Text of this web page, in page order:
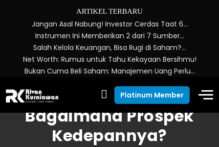
ARTIKEL TERBARU
Jangan Asal Nabung! Investor Cerdas Taat 6…
Instrumen Ini Memberikan 2 dari 7 Sumber…
Salah Kelola Keuangan, Bisa Rugi di Saham?…
Net Worth: Rumus untuk Tahu Kekayaan Bersihmu!
Bukan Cuma Beli Saham: Manajemen Uang Perlu…
Platinum Member
Kinerja INKP Cemerlang,
Bagaimana Prospek
Kedepannya?